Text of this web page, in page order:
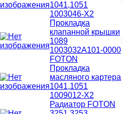
1041,1051
1003046-Х2
Прокладка
клапанной крышки
1089
1003032А101-0000
FOTON
Прокладка
масляного картера
1041,1051
1009012-Х2
Радиатор FOTON